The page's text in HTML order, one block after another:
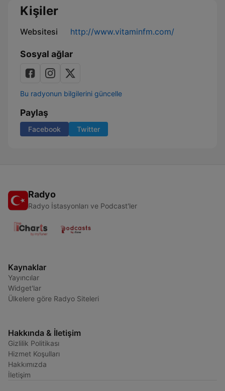
Kişiler
Websitesi http://www.vitaminfm.com/
Sosyal ağlar
Bu radyonun bilgilerini güncelle
Paylaş
Facebook Twitter
Radyo
Radyo İstasyonları ve Podcast'ler
Kaynaklar
Yayıncılar
Widget'lar
Ülkelere göre Radyo Siteleri
Hakkında & İletişim
Gizlilik Politikası
Hizmet Koşulları
Hakkımızda
İletişim